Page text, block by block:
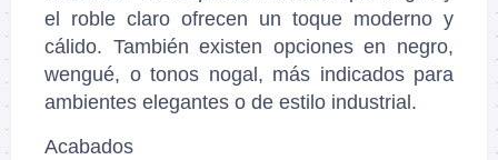
el roble claro ofrecen un toque moderno y
cálido. También existen opciones en negro,
wengué, o tonos nogal, más indicados para
ambientes elegantes o de estilo industrial.
Acabados